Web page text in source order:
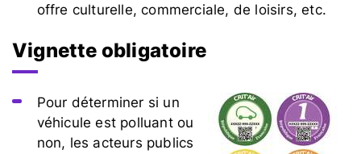
offre culturelle, commerciale, de loisirs, etc.
Vignette obligatoire
Pour déterminer si un
véhicule est polluant ou
non, les acteurs publics